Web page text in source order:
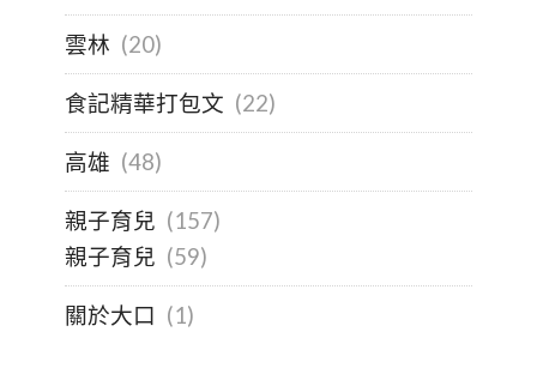
雲林 (20)
食記精華打包文 (22)
高雄 (48)
親子育兒 (157)
親子育兒 (59)
關於大口 (1)